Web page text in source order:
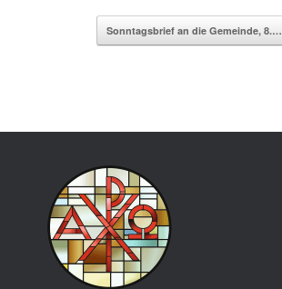
Sonntagsbrief an die Gemeinde, 8.…